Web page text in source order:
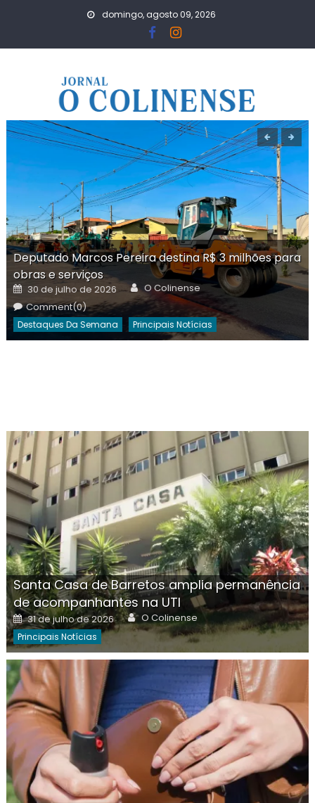
domingo, agosto 09, 2026
Deputado Marcos Pereira destina R$ 3 milhões para
obras e serviços
Posted
on
30 de julho de 2026 Author
O Colinense
Comment(0)
Destaques Da Semana Principais Notícias
Santa Casa de Barretos amplia permanência
de acompanhantes na UTI
Posted
on
31 de julho de 2026 Author
O Colinense
Principais Notícias